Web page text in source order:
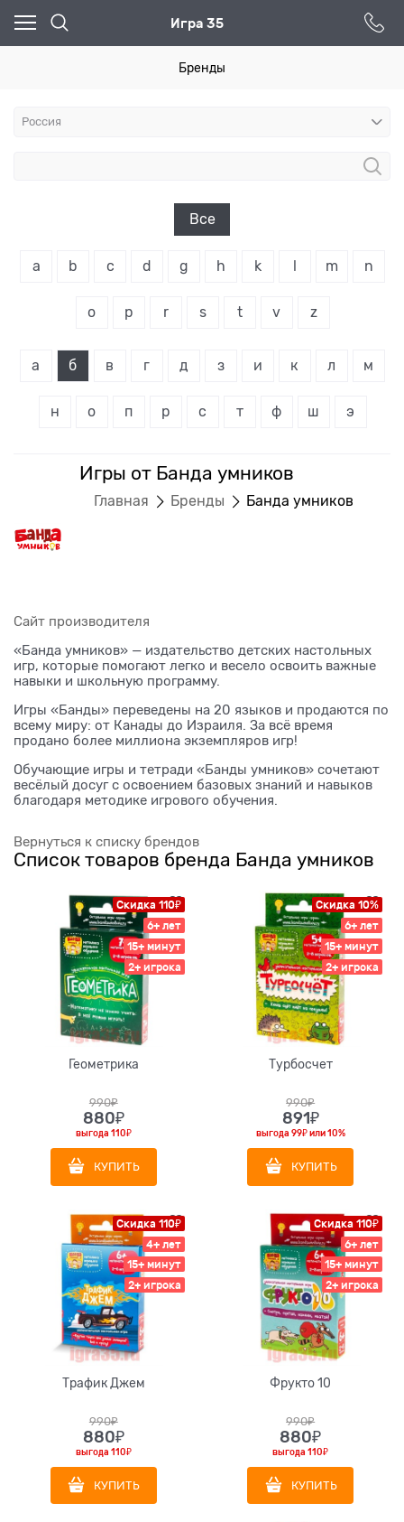
Игра 35
Бренды
Все
a b c d g h k m n
o p r s t v z
а б в г д з и к л м
н о п р с т ф ш э
Игры от Банда умников
Главная Бренды Банда умников
Сайт производителя
«Банда умников» — издательство детских настольных
игр, которые помогают легко и весело освоить важные
навыки и школьную программу.
Игры «Банды» переведены на 20 языков и продаются по
всему миру: от Канады до Израиля. За всё время
продано более миллиона экземпляров игр!
Обучающие игры и тетради «Банды умников» сочетают
весёлый досуг с освоением базовых знаний и навыков
благодаря методике игрового обучения.
Вернуться к списку брендов
Список товаров бренда Банда умников
Скидка 110₽
6+ лет
15+ минут
2+ игрока
Геометрика
990₽
880₽
выгода 110₽
КУПИТЬ
Скидка 10%
6+ лет
15+ минут
2+ игрока
Турбосчет
990₽
891₽
выгода 99₽или10%
КУПИТЬ
Скидка 110₽
4+ лет
15+ минут
2+ игрока
Трафик Джем
990₽
880₽
выгода 110₽
КУПИТЬ
Скидка 110₽
6+ лет
15+ минут
2+ игрока
Фрукто 10
990₽
880₽
выгода110₽
КУПИТЬ